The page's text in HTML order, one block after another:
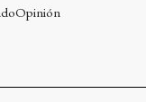
Opinión